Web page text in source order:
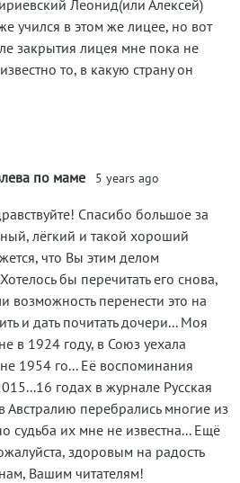
Леонид(или Алексей)
учился в этом же лицее, но вот
закрытия лицея мне пока не
то, в какую страну он
по маме 5 years ago
Спасибо большое за
лёгкий и такой хороший
что Вы этим делом
бы перечитать его снова,
возможность перенести это на
и дать почитать дочери... Моя
в 1924 году, в Союз уехала
1954 го... Её воспоминания
годах в журнале Русская
Австралию перебрались многие из
судьба их мне не известна... Ещё
здоровым на радость
Вашим читателям!